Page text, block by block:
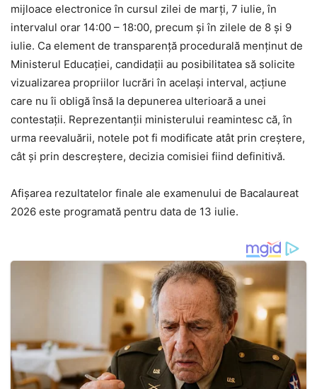
mijloace electronice în cursul zilei de marți, 7 iulie, în
intervalul orar 14:00 – 18:00, precum și în zilele de 8 și 9
iulie. Ca element de transparență procedurală menținut de
Ministerul Educației, candidații au posibilitatea să solicite
vizualizarea propriilor lucrări în același interval, acțiune
care nu îi obligă însă la depunerea ulterioară a unei
contestații. Reprezentanții ministerului reamintesc că, în
urma reevaluării, notele pot fi modificate atât prin creștere,
cât și prin descreștere, decizia comisiei fiind definitivă.
Afișarea rezultatelor finale ale examenului de Bacalaureat
2026 este programată pentru data de 13 iulie.